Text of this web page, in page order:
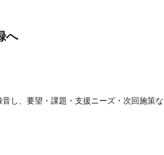
へ
し、要望・課題・支援ニーズ・次回施策な